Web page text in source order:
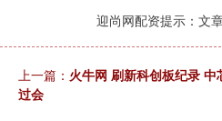
迎尚网配资提示：文
上一篇： 火牛网 刷新科创板纪录
过会